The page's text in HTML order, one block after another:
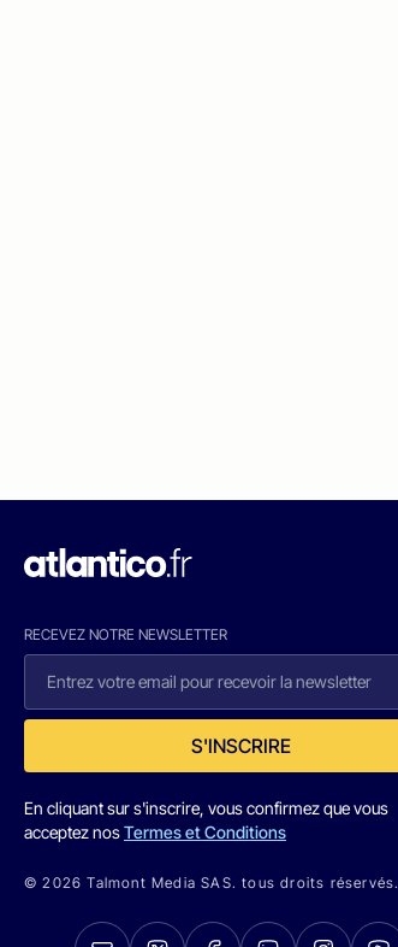
RECEVEZ NOTRE NEWSLETTER
S'INSCRIRE
En cliquant sur s'inscrire, vous confirmez que vous
acceptez nosTermes et Conditions
© 2026 Talmont Media SAS. tous droits réservés.